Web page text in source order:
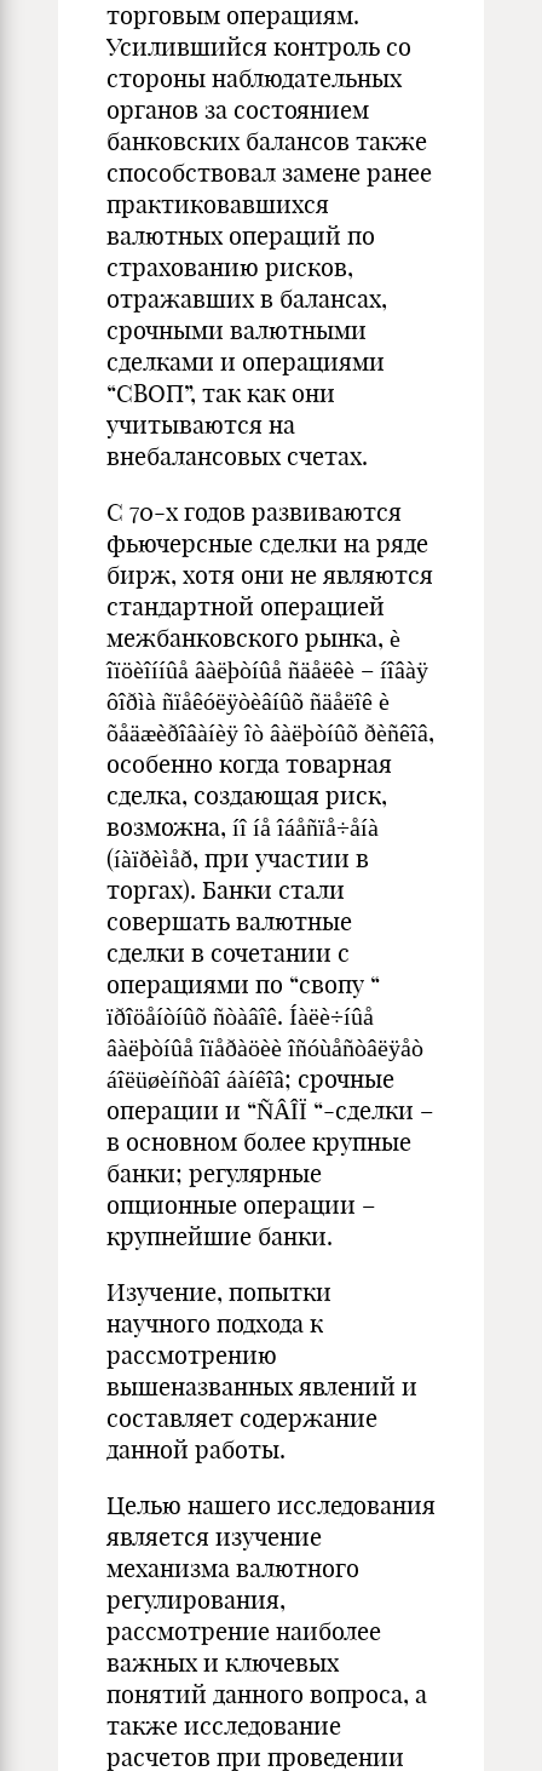
торговым операциям.
Усилившийся контроль со
стороны наблюдательных
органов за состоянием
банковских балансов также
способствовал замене ранее
практиковавшихся
валютных операций по
страхованию рисков,
отражавших в балансах,
срочными валютными
сделками и операциями
“СВОП”, так как они
учитываются на
внебалансовых счетах.
С 70-х годов развиваются
фьючерсные сделки на ряде
бирж, хотя они не являются
стандартной операцией
межбанковского рынка, è
îïöèîííûå âàëþòíûå ñäåëêè – íîâàÿ
ôîðìà ñïåêóëÿòèâíûõ ñäåëîê è
õåäæèðîâàíèÿ îò âàëþòíûõ ðèñêîâ,
особенно когда товарная
сделка, создающая риск,
возможна, íî íå îáåñïå÷åíà
(íàïðèìåð, при участии в
торгах). Банки стали
совершать валютные
сделки в сочетании с
операциями по “свопу “
ïðîöåíòíûõ ñòàâîê. Íàëè÷íûå
âàëþòíûå îïåðàöèè îñóùåñòâëÿåò
áîëüøèíñòâî áàíêîâ; срочные
операции и “ÑÂÎÏ “-сделки –
в основном более крупные
банки; регулярные
опционные операции –
крупнейшие банки.
Изучение, попытки
научного подхода к
рассмотрению
вышеназванных явлений и
составляет содержание
данной работы.
Целью нашего исследования
является изучение
механизма валютного
регулирования,
рассмотрение наиболее
важных и ключевых
понятий данного вопроса, а
также исследование
расчетов при проведении